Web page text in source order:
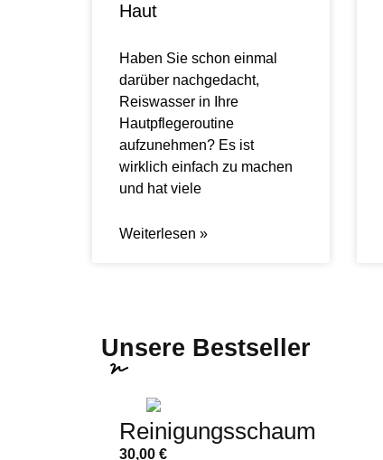
Haut
Haben Sie schon einmal
darüber nachgedacht,
Reiswasser in Ihre
Hautpflegeroutine
aufzunehmen? Es ist
wirklich einfach zu machen
und hat viele
Weiterlesen »
Unsere Bestseller
Reinigungsschaum
30,00 €